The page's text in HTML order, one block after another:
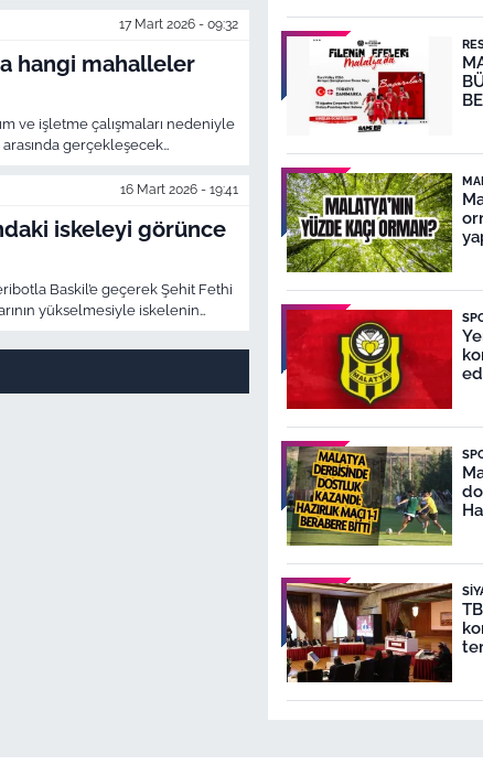
17 Mart 2026 - 09:32
hangi mahalleler
ve işletme çalışmaları nedeniyle
gerçekleşecek
16 Mart 2026 - 19:41
iskeleyi görünce
Baskil’e geçerek Şehit Fethi
yükselmesiyle iskelenin